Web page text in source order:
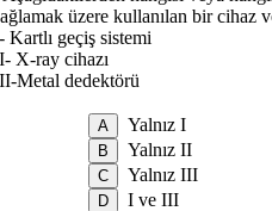
üzere kullanılan bir cihaz
Kartlı geçiş sistemi
X-ray cihazı
Metal dedektörü
Yalnız I
Yalnız II
Yalnız III
I ve III